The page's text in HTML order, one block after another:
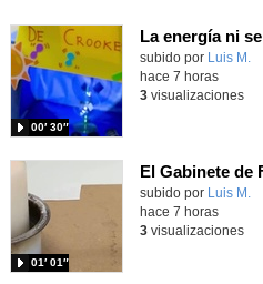
Contenido educativo.
subido por Luis M.
00′ 30″
hace 7 horas
3visualizaciones
Contenido educativo.
subido por Luis M.
01′ 01″
hace 7 horas
3visualizaciones